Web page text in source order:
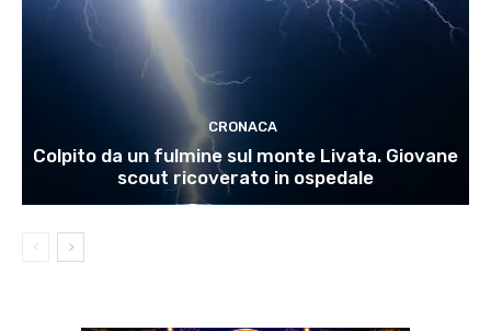
CRONACA
Colpito da un fulmine sul monte Livata. Giovane
scout ricoverato in ospedale